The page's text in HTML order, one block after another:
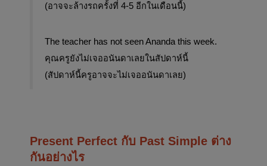
(อาจจะล้างรถครั้งที่ 4-5 อีกในเดือนนี้)
The teacher has not seen Ananda this week.
คุณครูยังไม่เจออนันดาเลยในสัปดาห์นี้
(สัปดาห์นี้ครูอาจจะไม่เจออนันดาเลย)
Present Perfect กับ Past Simple ต่าง
กันอย่างไร